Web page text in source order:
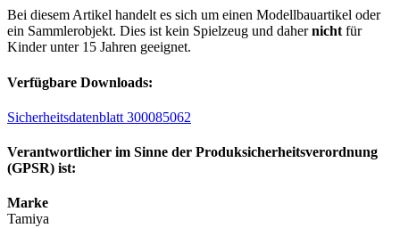
Bei diesem Artikel handelt es sich um einen Modellbauartikel oder
ein Sammlerobjekt. Dies ist kein Spielzeug und dahernicht für
Kinder unter 15 Jahren geeignet.
Verfügbare Downloads:
Sicherheitsdatenblatt 300085062
Verantwortlicher im Sinne der Produksicherheitsverordnung
(GPSR) ist:
Marke
Tamiya